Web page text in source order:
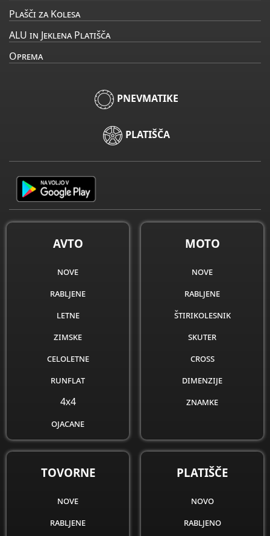
Plašči za Kolesa
ALU in Jeklena Platišča
Oprema
PNEVMATIKE
PLATIŠČA
AVTO
nove
rabljene
letne
zimske
celoletne
runflat
4x4
ojacane
obnovljene
dimenzije
MOTO
nove
rabljene
štirikolesnik
skuter
cross
dimenzije
znamke
TOVORNE
nove
rabljene
PLATIŠČE
novo
rabljeno